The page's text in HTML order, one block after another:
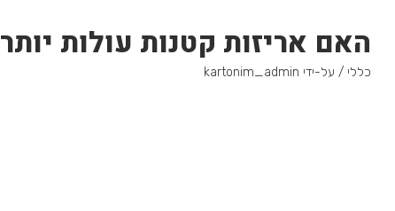
האם אריזות קטנות עולות יותר
כללי / על-ידי kartonim_admin